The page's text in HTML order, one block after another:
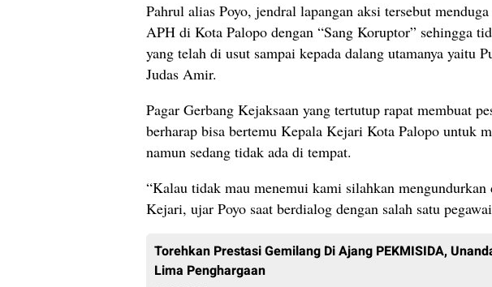
Pahrul alias Poyo, jendral lapangan aksi tersebut
APH di Kota Palopo dengan “Sang Koruptor” sehingga
yang telah di usut sampai kepada dalang utamanya yaitu
Judas Amir.
Pagar Gerbang Kejaksaan yang tertutup rapat membuat
berharap bisa bertemu Kepala Kejari Kota Palopo untuk
namun sedang tidak ada di tempat.
“Kalau tidak mau menemui kami silahkan
Kejari, ujar Poyo saat berdialog dengan salah satu
Torehkan Prestasi Gemilang Di Ajang PEKMISIDA,
Lima Penghargaan